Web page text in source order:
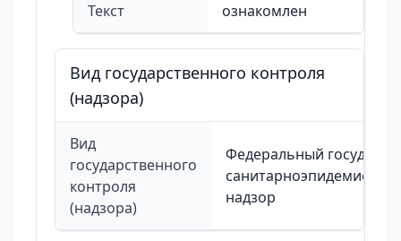
Текст ознакомлен
Вид государственного контроля
(надзора)
Вид
государственного
контроля
(надзора)
Федеральный
надзор